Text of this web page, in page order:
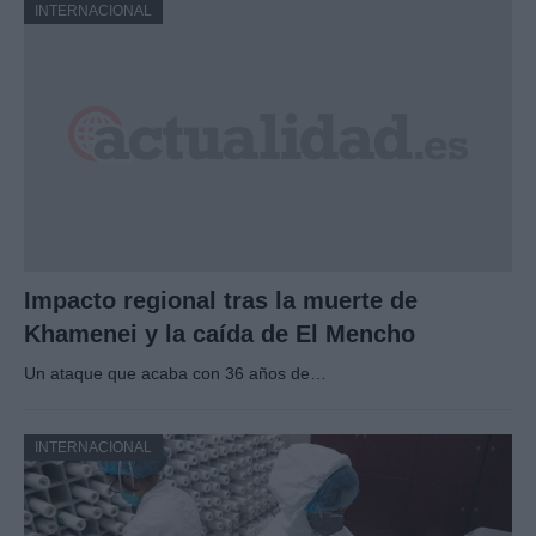
INTERNACIONAL
Impacto regional tras la muerte de
Khamenei y la caída de El Mencho
Un ataque que acaba con 36 años de…
INTERNACIONAL